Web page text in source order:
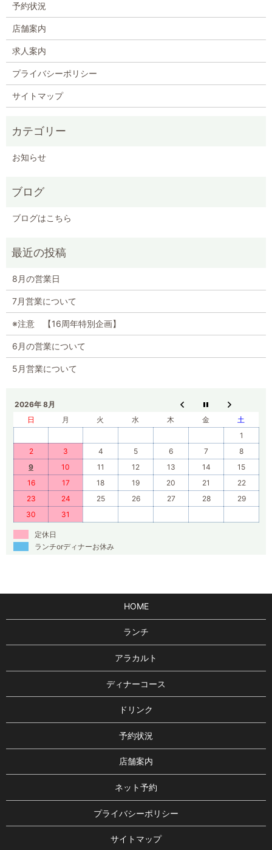
予約状況
店舗案内
求人案内
プライバシーポリシー
サイトマップ
お知らせ
ブログ
ブログはこちら
8月の営業日
7月営業について
※注意 【16周年特別企画】
6月の営業について
5月営業について
2026年 8月
日
月 火 水 木 金
土
1
2
3 4 5 6 7
8
9
10 11 12 13 14
15
16
17 18 19 20 21
22
23
24 25 26 27 28
29
30
31
定休日
ランチorディナーお休み
HOME
ランチ
アラカルト
ディナーコース
ドリンク
予約状況
店舗案内
ネット予約
プライバシーポリシー
サイトマップ